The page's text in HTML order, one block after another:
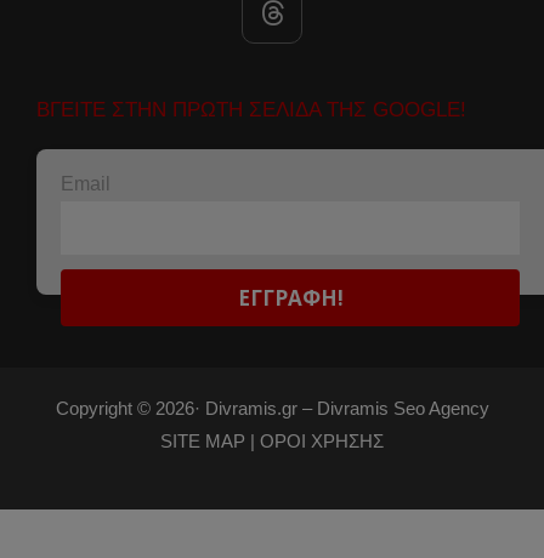
ΒΓΕΙΤΕ ΣΤΗΝ ΠΡΩΤΗ ΣΕΛΙΔΑ ΤΗΣ GOOGLE!
Email
Copyright © 2026· Divramis.gr –Divramis Seo Agency
SITE MAP | ΟΡΟΙ ΧΡΗΣΗΣ